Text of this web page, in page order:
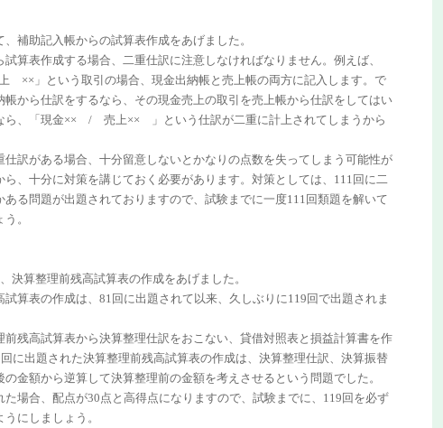
補助記入帳からの試算表作成をあげました。
算表作成する場合、二重仕訳に注意しなければなりません。例えば、
××」という取引の場合、現金出納帳と売上帳の両方に記入します。で
帳から仕訳をするなら、その現金売上の取引を売上帳から仕訳をしてはい
ら、「現金×× / 売上×× 」という仕訳が二重に計上されてしまうから
訳がある場合、十分留意しないとかなりの点数を失ってしまう可能性が
ら、十分に対策を講じておく必要があります。対策としては、111回に二
ある問題が出題されておりますので、試験までに一度111回類題を解いて
。
決算整理前残高試算表の作成をあげました。
算表の作成は、81回に出題されて以来、久しぶりに119回で出題されま
残高試算表から決算整理仕訳をおこない、貸借対照表と損益計算書を作
に出題された決算整理前残高試算表の作成は、決算整理仕訳、決算振替
金額から逆算して決算整理前の金額を考えさせるという問題でした。
場合、配点が30点と高得点になりますので、試験までに、119回を必ず
にしましょう。